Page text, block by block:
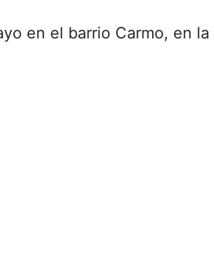
en el barrio Carmo, en